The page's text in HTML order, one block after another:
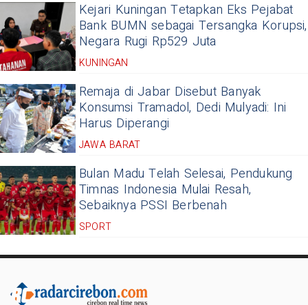
Kejari Kuningan Tetapkan Eks Pejabat
Bank BUMN sebagai Tersangka Korupsi,
Negara Rugi Rp529 Juta
KUNINGAN
Remaja di Jabar Disebut Banyak
Konsumsi Tramadol, Dedi Mulyadi: Ini
Harus Diperangi
JAWA BARAT
Bulan Madu Telah Selesai, Pendukung
Timnas Indonesia Mulai Resah,
Sebaiknya PSSI Berbenah
SPORT